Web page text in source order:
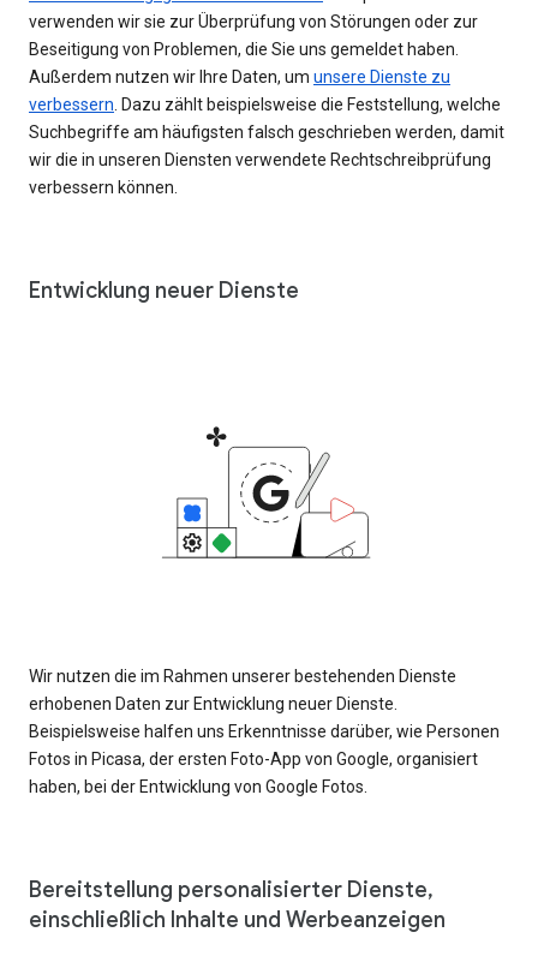
verwenden wir sie zur Überprüfung von Störungen oder zur
Beseitigung von Problemen, die Sie uns gemeldet haben.
Außerdem nutzen wir Ihre Daten, um unsere Dienste zu
verbessern . Dazu zählt beispielsweise die Feststellung, welche
Suchbegriffe am häufigsten falsch geschrieben werden, damit
wir die in unseren Diensten verwendete Rechtschreibprüfung
verbessern können.
Entwicklung neuer Dienste
Wir nutzen die im Rahmen unserer bestehenden Dienste
erhobenen Daten zur Entwicklung neuer Dienste.
Beispielsweise halfen uns Erkenntnisse darüber, wie Personen
Fotos in Picasa, der ersten Foto-App von Google, organisiert
haben, bei der Entwicklung von Google Fotos.
Bereitstellung personalisierter Dienste,
einschließlich Inhalte und Werbeanzeigen